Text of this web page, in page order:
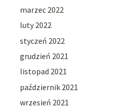
marzec 2022
luty 2022
styczeń 2022
grudzień 2021
listopad 2021
październik 2021
wrzesień 2021